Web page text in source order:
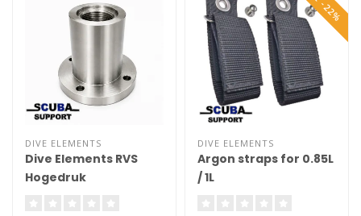
DIVE ELEMENTS
Dive Elements RVS
Hogedruk
DIVE ELEMENTS
Argon straps for 0.85L
/ 1L